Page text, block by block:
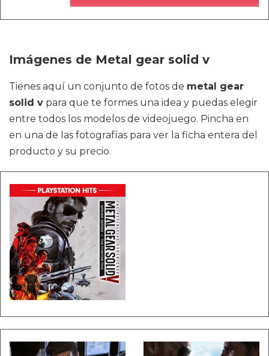
Imágenes de Metal gear solid v
Tienes aquí un conjunto de fotos de metal gear
solid v para que te formes una idea y puedas elegir
entre todos los modelos de videojuego. Pincha en
en una de las fotografías para ver la ficha entera del
producto y su precio.